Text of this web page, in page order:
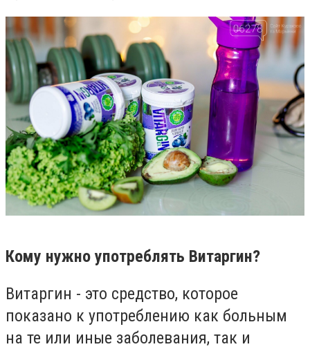
Кому нужно употреблять Витаргин?
Витаргин - это средство, которое
показано к употреблению как больным
на те или иные заболевания, так и